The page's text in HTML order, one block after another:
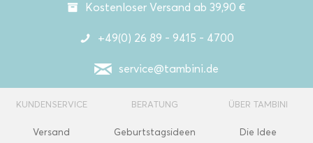
Kostenloser Versand ab 39,90 €
+49(0) 26 89 - 9415 - 4700
service@tambini.de
KUNDENSERVICE
Versand
BERATUNG
Geburtstagsideen
ÜBER TAMBINI
Die Idee